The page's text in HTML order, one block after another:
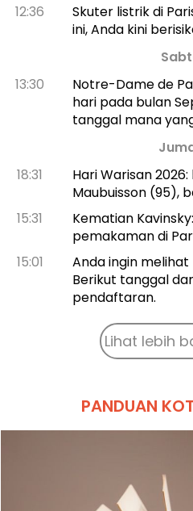
12:36
Skuter listrik di
ini, Anda kini
13:30
Notre-Dame de
hari pada bulan
tanggal mana
18:31
Hari Warisan
Maubuisson (95),
15:31
Kematian
pemakaman di
15:01
Anda ingin melihat
Berikut tanggal
pendaftaran.
Lihat lebih
PANDUAN